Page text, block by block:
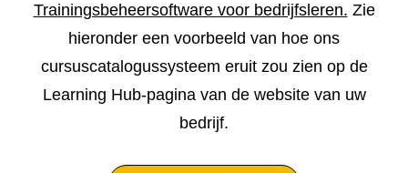
Trainingsbeheersoftware voor bedrijfsleren. Zie
hieronder een voorbeeld van hoe ons
cursuscatalogussysteem eruit zou zien op de
Learning Hub-pagina van de website van uw
bedrijf.